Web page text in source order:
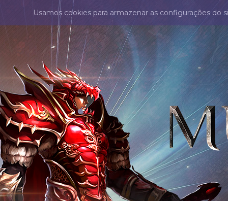
Usamos cookies para armazenar as configurações